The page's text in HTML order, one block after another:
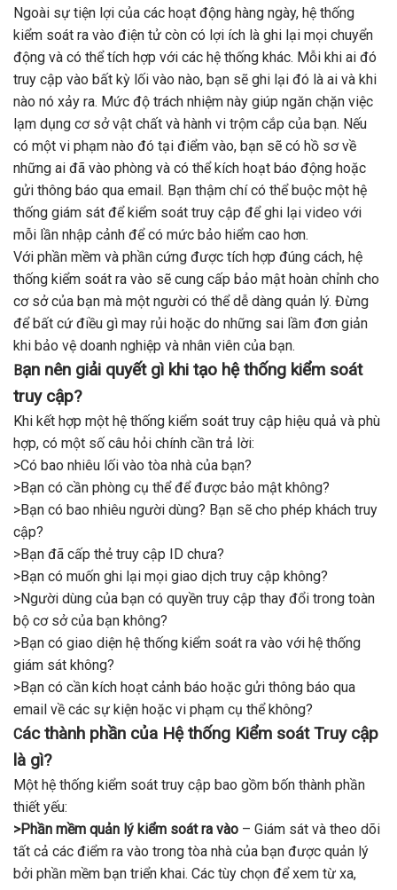
Ngoài sự tiện lợi của các hoạt động hàng ngày, hệ thống
kiểm soát ra vào điện tử còn có lợi ích là ghi lại mọi chuyển
động và có thể tích hợp với các hệ thống khác. Mỗi khi ai đó
truy cập vào bất kỳ lối vào nào, bạn sẽ ghi lại đó là ai và khi
nào nó xảy ra. Mức độ trách nhiệm này giúp ngăn chặn việc
lạm dụng cơ sở vật chất và hành vi trộm cắp của bạn. Nếu
có một vi phạm nào đó tại điểm vào, bạn sẽ có hồ sơ về
những ai đã vào phòng và có thể kích hoạt báo động hoặc
gửi thông báo qua email. Bạn thậm chí có thể buộc một hệ
thống giám sát để kiểm soát truy cập để ghi lại video với
mỗi lần nhập cảnh để có mức bảo hiểm cao hơn.
Với phần mềm và phần cứng được tích hợp đúng cách, hệ
thống kiểm soát ra vào sẽ cung cấp bảo mật hoàn chỉnh cho
cơ sở của bạn mà một người có thể dễ dàng quản lý. Đừng
để bất cứ điều gì may rủi hoặc do những sai lầm đơn giản
khi bảo vệ doanh nghiệp và nhân viên của bạn.
Bạn nên giải quyết gì khi tạo hệ thống kiểm soát
truy cập?
Khi kết hợp một hệ thống kiểm soát truy cập hiệu quả và phù
hợp, có một số câu hỏi chính cần trả lời:
>Có bao nhiêu lối vào tòa nhà của bạn?
>Bạn có cần phòng cụ thể để được bảo mật không?
>Bạn có bao nhiêu người dùng? Bạn sẽ cho phép khách truy
cập?
>Bạn đã cấp thẻ truy cập ID chưa?
>Bạn có muốn ghi lại mọi giao dịch truy cập không?
>Người dùng của bạn có quyền truy cập thay đổi trong toàn
bộ cơ sở của bạn không?
>Bạn có giao diện hệ thống kiểm soát ra vào với hệ thống
giám sát không?
>Bạn có cần kích hoạt cảnh báo hoặc gửi thông báo qua
email về các sự kiện hoặc vi phạm cụ thể không?
Các thành phần của Hệ thống Kiểm soát Truy cập
là gì?
Một hệ thống kiểm soát truy cập bao gồm bốn thành phần
thiết yếu:
>Phần mềm quản lý kiểm soát ra vào – Giám sát và theo dõi
tất cả các điểm ra vào trong tòa nhà của bạn được quản lý
bởi phần mềm bạn triển khai. Các tùy chọn để xem từ xa,